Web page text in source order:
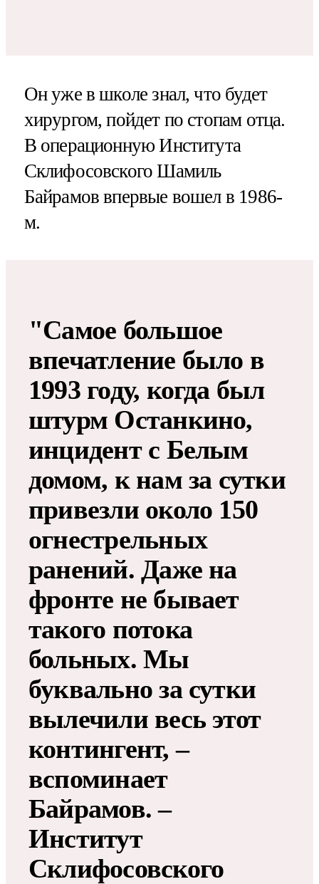
Он уже в школе знал, что будет
хирургом, пойдет по стопам отца.
В операционную Института
Склифосовского Шамиль
Байрамов впервые вошел в 1986-
м.
"Самое большое
впечатление было в
1993 году, когда был
штурм Останкино,
инцидент с Белым
домом, к нам за сутки
привезли около 150
огнестрельных
ранений. Даже на
фронте не бывает
такого потока
больных. Мы
буквально за сутки
вылечили весь этот
контингент, –
вспоминает
Байрамов. –
Институт
Склифосовского